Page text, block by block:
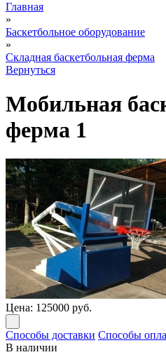
Главная
»
Баскетбольное оборудование
»
Складная баскетбольная ферма
Вернуться
Мобильная
ферма 1
Цена: 125000 руб.
Способы доставки Способы
В наличии